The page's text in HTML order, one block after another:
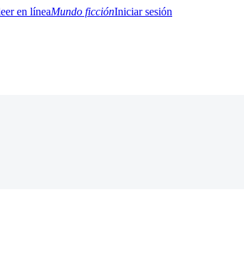
Mundo ficciónIniciar sesión